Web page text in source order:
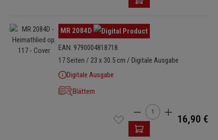
Bildergalerie überspringen
MR 2084D
EAN: 9790004818718
17 Seiten / 23 x 30.5 cm / Digitale Ausgabe
Digitale Ausgabe
Blättern
Produkt Anzahl: Gib
16,90 €